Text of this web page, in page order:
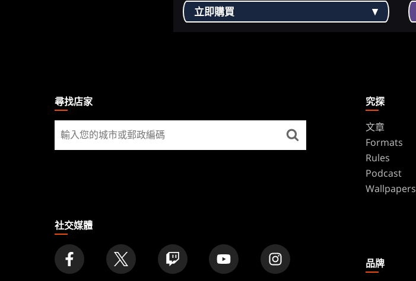
立即購買
GATHERING尋找店家
尋
找
社交媒體
究探
文章
Formats
Rules
Podcast
Wallpapers
品牌